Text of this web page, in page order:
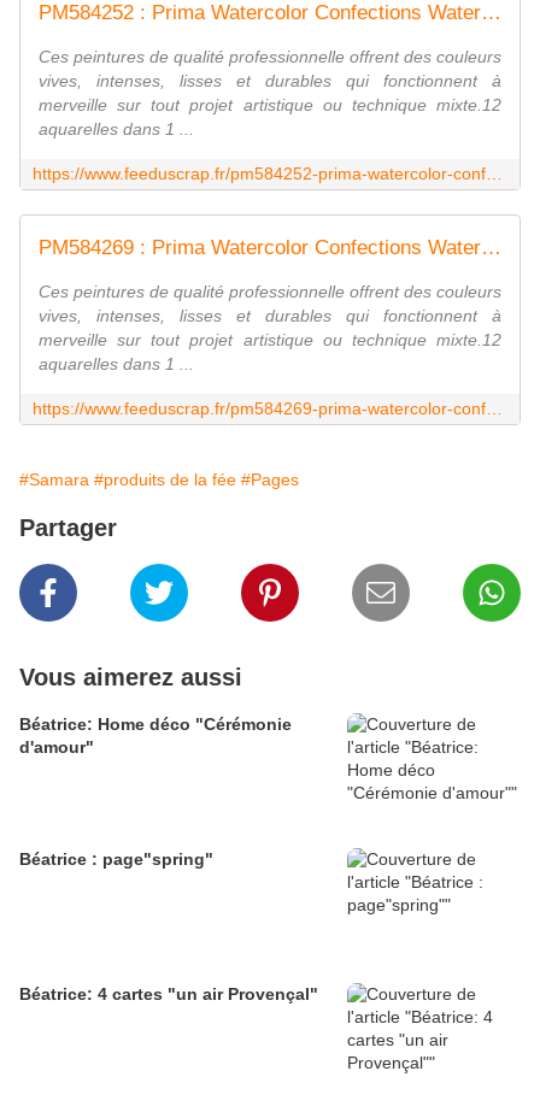
PM584252 : Prima Watercolor Confections Watercolo FEE DU SCRAP
Ces peintures de qualité professionnelle offrent des couleurs
vives, intenses, lisses et durables qui fonctionnent à
merveille sur tout projet artistique ou technique mixte.12
aquarelles dans 1 ...
PM584269 : Prima Watercolor Confections Watercolo FEE DU SCRAP
Ces peintures de qualité professionnelle offrent des couleurs
vives, intenses, lisses et durables qui fonctionnent à
merveille sur tout projet artistique ou technique mixte.12
aquarelles dans 1 ...
#Samara #produits de la fée #Pages
Partager
Vous aimerez aussi
Béatrice: Home déco "Cérémonie
d'amour"
Béatrice : page"spring"
Béatrice: 4 cartes "un air Provençal"